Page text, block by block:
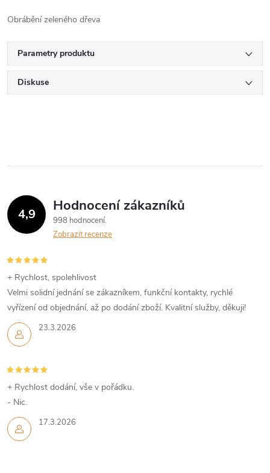
Obrábění zeleného dřeva
Parametry produktu
Diskuse
4,9 Hodnocení zákazníků
998 hodnocení
Zobrazit recenze
23.3.2026
+ Rychlost, spolehlivost
Velmi solidní jednání se zákazníkem, funkční kontakty, rychlé
vyřízení od objednání, až po dodání zboží. Kvalitní služby, děkuji!
17.3.2026
+ Rychlost dodání, vše v pořádku.
- Nic.